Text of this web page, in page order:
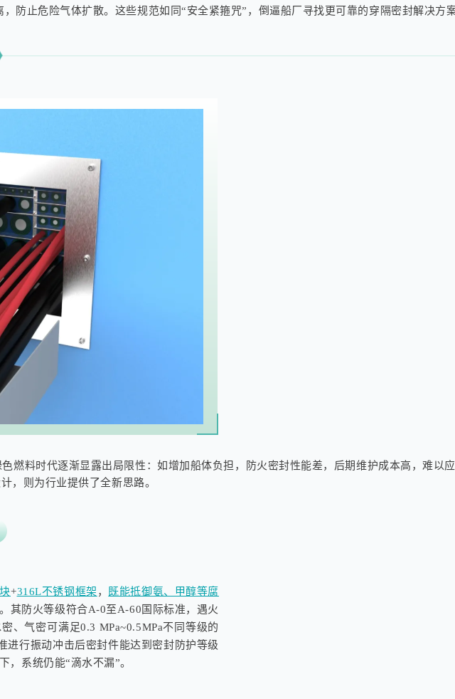
防止危险气体扩散。这些规范如同“安全紧箍咒”，倒逼船厂寻找更可靠的穿隔密封解决方案
燃料时代逐渐显露出局限性：如增加船体负担，防火密封性能差，后期维护成本高，难以
，则为行业提供了全新思路。
+316L不锈钢框架 ，
既能抵御氨、甲醇等腐
。其防火等级符合A-0至A-60国际标准，遇火
、气密可满足0.3 MPa~0.5MPa不同等级的
进行振动冲击后密封件能达到密封防护等级
，系统仍能“滴水不漏”。